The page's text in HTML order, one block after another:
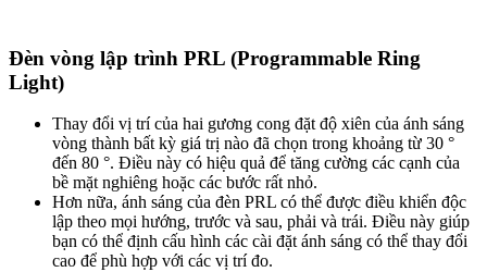
Đèn vòng lập trình PRL (Programmable Ring
Light)
Thay đổi vị trí của hai gương cong đặt độ xiên của ánh sáng
vòng thành bất kỳ giá trị nào đã chọn trong khoảng từ 30 °
đến 80 °. Điều này có hiệu quả để tăng cường các cạnh của
bề mặt nghiêng hoặc các bước rất nhỏ.
Hơn nữa, ánh sáng của đèn PRL có thể được điều khiển độc
lập theo mọi hướng, trước và sau, phải và trái. Điều này giúp
bạn có thể định cấu hình các cài đặt ánh sáng có thể thay đổi
cao để phù hợp với các vị trí đo.